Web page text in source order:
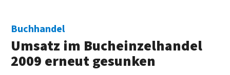
Buchhandel
Umsatz im Bucheinzelhandel
2009 erneut gesunken